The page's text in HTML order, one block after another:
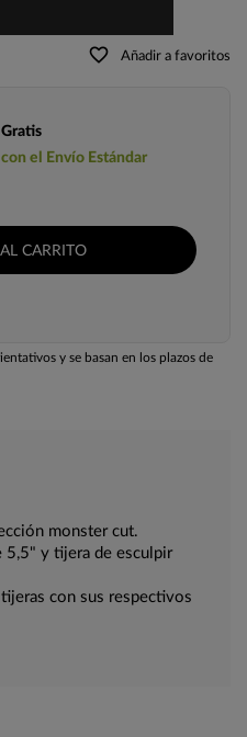
favorite_border Añadir a favoritos
Gratis
el Envío Estándar
CARRITO
y se basan en los plazos de
monster cut.
5,5" y tijera de esculpir
con sus respectivos